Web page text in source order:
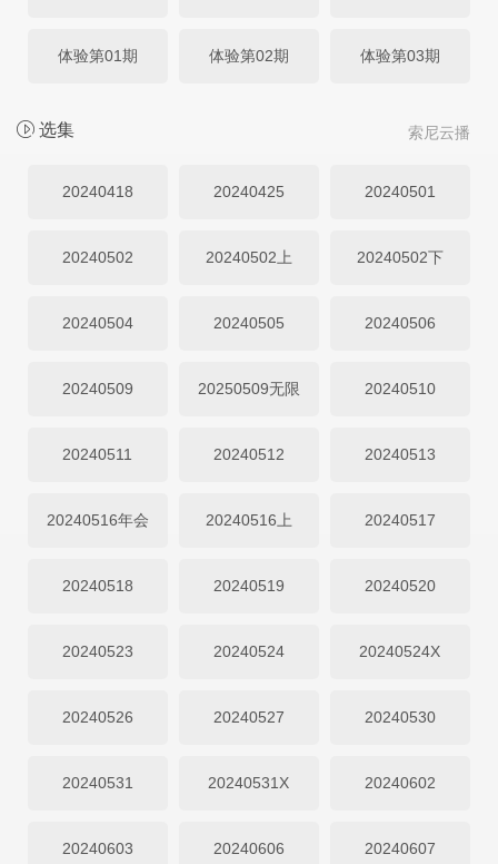
体验第01期 体验第02期 体验第03期
索尼云播
选集
20240418 20240425 20240501
20240502 20240502上 20240502下
20240504 20240505 20240506
20240509 20250509无限 20240510
20240511 20240512 20240513
20240516年会 20240516上 20240517
20240518 20240519 20240520
20240523 20240524 20240524X
20240526 20240527 20240530
20240531 20240531X 20240602
20240603 20240606 20240607